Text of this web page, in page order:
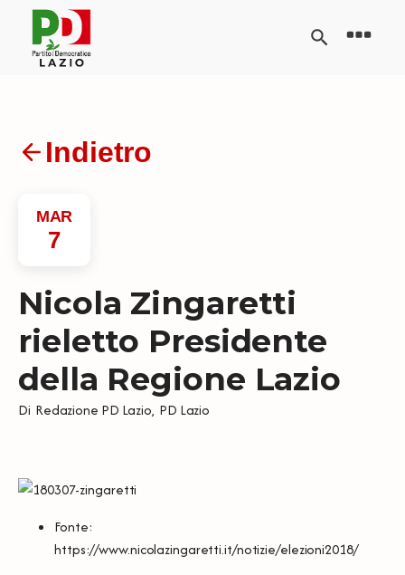
Indietro
MAR
7
Nicola Zingaretti
rieletto Presidente
della Regione Lazio
Di Redazione PD Lazio, PD Lazio
Fonte:
https://www.nicolazingaretti.it/notizie/elezioni2018/